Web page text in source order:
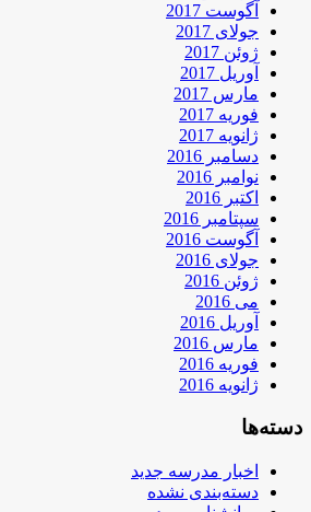
آگوست 2017
جولای 2017
ژوئن 2017
آوریل 2017
مارس 2017
فوریه 2017
ژانویه 2017
دسامبر 2016
نوامبر 2016
اکتبر 2016
سپتامبر 2016
آگوست 2016
جولای 2016
ژوئن 2016
می 2016
آوریل 2016
مارس 2016
فوریه 2016
ژانویه 2016
دسته‌ها
اخبار مدرسه جدید
دسته‌بندی نشده